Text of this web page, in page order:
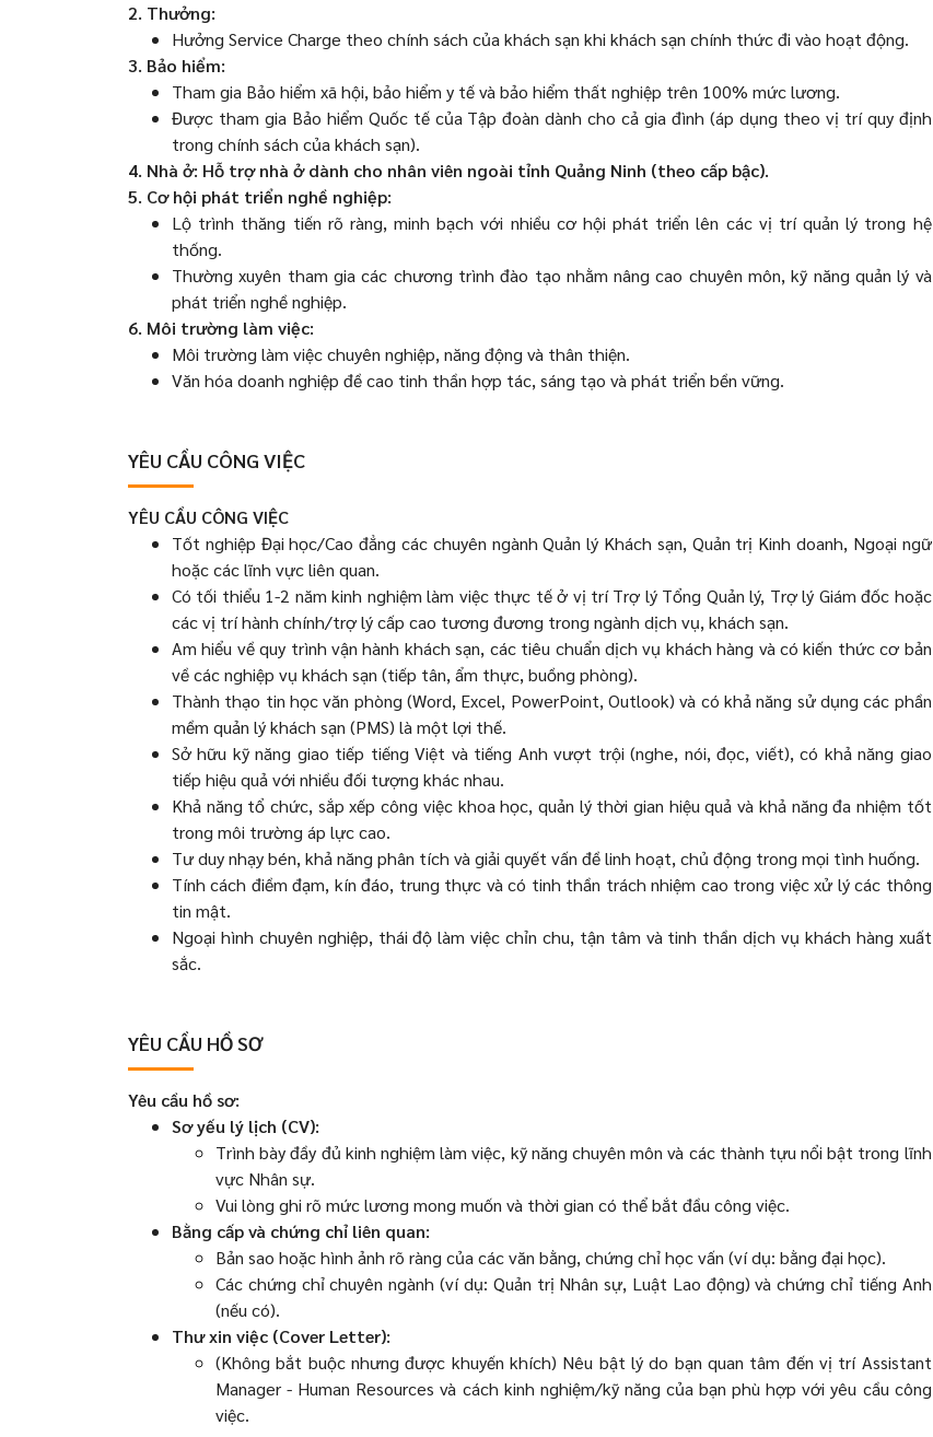
2. Thưởng:
Hưởng Service Charge theo chính sách của khách sạn khi khách sạn chính thức đi vào hoạt động.
3. Bảo hiểm:
Tham gia Bảo hiểm xã hội, bảo hiểm y tế và bảo hiểm thất nghiệp trên 100% mức lương.
Được tham gia Bảo hiểm Quốc tế của Tập đoàn dành cho cả gia đình (áp dụng theo vị trí quy định
trong chính sách của khách sạn).
4. Nhà ở: Hỗ trợ nhà ở dành cho nhân viên ngoài tỉnh Quảng Ninh (theo cấp bậc).
5. Cơ hội phát triển nghề nghiệp:
Lộ trình thăng tiến rõ ràng, minh bạch với nhiều cơ hội phát triển lên các vị trí quản lý trong hệ
thống.
Thường xuyên tham gia các chương trình đào tạo nhằm nâng cao chuyên môn, kỹ năng quản lý và
phát triển nghề nghiệp.
6. Môi trường làm việc:
Môi trường làm việc chuyên nghiệp, năng động và thân thiện.
Văn hóa doanh nghiệp đề cao tinh thần hợp tác, sáng tạo và phát triển bền vững.
YÊU CẦU CÔNG VIỆC
YÊU CẦU CÔNG VIỆC
Tốt nghiệp Đại học/Cao đẳng các chuyên ngành Quản lý Khách sạn, Quản trị Kinh doanh, Ngoại ngữ
hoặc các lĩnh vực liên quan.
Có tối thiểu 1-2 năm kinh nghiệm làm việc thực tế ở vị trí Trợ lý Tổng Quản lý, Trợ lý Giám đốc hoặc
các vị trí hành chính/trợ lý cấp cao tương đương trong ngành dịch vụ, khách sạn.
Am hiểu về quy trình vận hành khách sạn, các tiêu chuẩn dịch vụ khách hàng và có kiến thức cơ bản
về các nghiệp vụ khách sạn (tiếp tân, ẩm thực, buồng phòng).
Thành thạo tin học văn phòng (Word, Excel, PowerPoint, Outlook) và có khả năng sử dụng các phần
mềm quản lý khách sạn (PMS) là một lợi thế.
Sở hữu kỹ năng giao tiếp tiếng Việt và tiếng Anh vượt trội (nghe, nói, đọc, viết), có khả năng giao
tiếp hiệu quả với nhiều đối tượng khác nhau.
Khả năng tổ chức, sắp xếp công việc khoa học, quản lý thời gian hiệu quả và khả năng đa nhiệm tốt
trong môi trường áp lực cao.
Tư duy nhạy bén, khả năng phân tích và giải quyết vấn đề linh hoạt, chủ động trong mọi tình huống.
Tính cách điềm đạm, kín đáo, trung thực và có tinh thần trách nhiệm cao trong việc xử lý các thông
tin mật.
Ngoại hình chuyên nghiệp, thái độ làm việc chỉn chu, tận tâm và tinh thần dịch vụ khách hàng xuất
sắc.
YÊU CẦU HỒ SƠ
Yêu cầu hồ sơ:
Sơ yếu lý lịch (CV):
Trình bày đầy đủ kinh nghiệm làm việc, kỹ năng chuyên môn và các thành tựu nổi bật trong lĩnh
vực Nhân sự.
Vui lòng ghi rõ mức lương mong muốn và thời gian có thể bắt đầu công việc.
Bằng cấp và chứng chỉ liên quan:
Bản sao hoặc hình ảnh rõ ràng của các văn bằng, chứng chỉ học vấn (ví dụ: bằng đại học).
Các chứng chỉ chuyên ngành (ví dụ: Quản trị Nhân sự, Luật Lao động) và chứng chỉ tiếng Anh
(nếu có).
Thư xin việc (Cover Letter):
(Không bắt buộc nhưng được khuyến khích) Nêu bật lý do bạn quan tâm đến vị trí Assistant
Manager - Human Resources và cách kinh nghiệm/kỹ năng của bạn phù hợp với yêu cầu công
việc.